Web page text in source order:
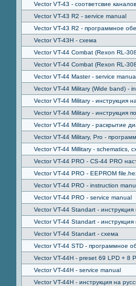
Vector VT-43 - соответсвие
Vector VT-43 R2 - service manual
Vector VT-43 R2 - программное
Vector VT-43H - схема
Vector VT-44 Combat (Rexon RL-
Vector VT-44 Combat (Rexon RL-
Vector VT-44 Master - service
Vector VT-44 Military (Wide band) -
Vector VT-44 Military - инструкция
Vector VT-44 Military - инструкция
Vector VT-44 Military - раскрытие
Vector VT-44 Military, Pro -
Vector VT-44 Millitary - schematics,
Vector VT-44 PRO - CS-44 PRO
Vector VT-44 PRO - EEPROM
Vector VT-44 PRO - instruction
Vector VT-44 PRO - service manual
Vector VT-44 Standart - инструкция
Vector VT-44 Standart - инструкция
Vector VT-44 Standart - схема
Vector VT-44 STD - программное
Vector VT-44H - preset 69 LPD + 8
Vector VT-44H - service manual
Vector VT-44H - инструкция на